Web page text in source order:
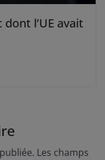
l’UE avait
Les champs